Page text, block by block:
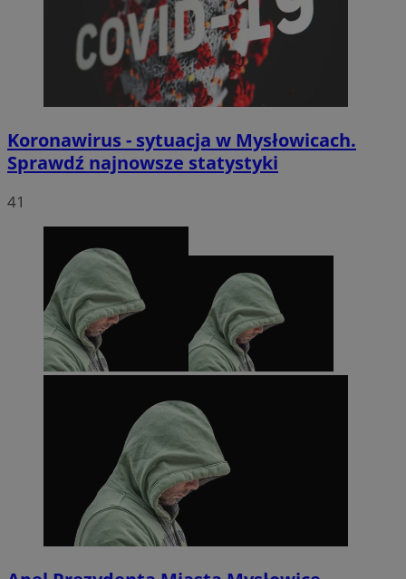
Koronawirus - sytuacja w Mysłowicach.
Sprawdź najnowsze statystyki
41